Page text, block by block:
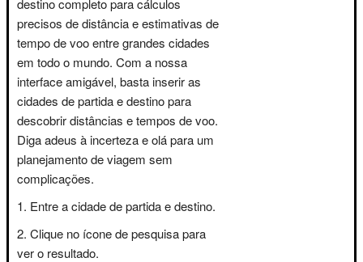
destino completo para cálculos
precisos de distância e estimativas de
tempo de voo entre grandes cidades
em todo o mundo. Com a nossa
interface amigável, basta inserir as
cidades de partida e destino para
descobrir distâncias e tempos de voo.
Diga adeus à incerteza e olá para um
planejamento de viagem sem
complicações.
Entre a cidade de partida e destino.
Clique no ícone de pesquisa para
ver o resultado.